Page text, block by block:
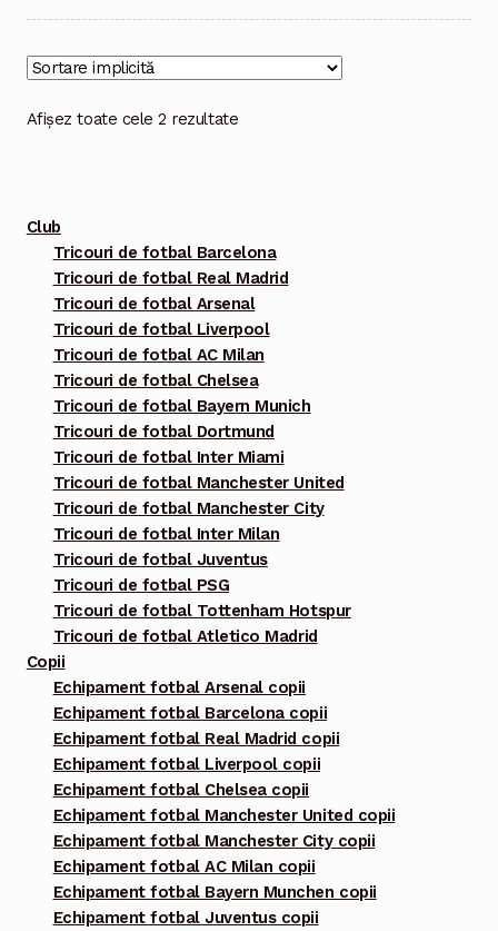
mai
multe
variații.
Afișez toate cele 2 rezultate
Club
Tricouri de fotbal Barcelona
Tricouri de fotbal Real Madrid
Tricouri de fotbal Arsenal
Tricouri de fotbal Liverpool
Tricouri de fotbal AC Milan
Tricouri de fotbal Chelsea
Tricouri de fotbal Bayern Munich
Tricouri de fotbal Dortmund
Tricouri de fotbal Inter Miami
Tricouri de fotbal Manchester United
Tricouri de fotbal Manchester City
Tricouri de fotbal Inter Milan
Tricouri de fotbal Juventus
Tricouri de fotbal PSG
Tricouri de fotbal Tottenham Hotspur
Tricouri de fotbal Atletico Madrid
Copii
Echipament fotbal Arsenal copii
Echipament fotbal Barcelona copii
Echipament fotbal Real Madrid copii
Echipament fotbal Liverpool copii
Echipament fotbal Chelsea copii
Echipament fotbal Manchester United copii
Echipament fotbal Manchester City copii
Echipament fotbal AC Milan copii
Echipament fotbal Bayern Munchen copii
Echipament fotbal Juventus copii